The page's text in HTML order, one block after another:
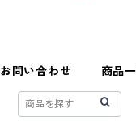
お問い合わせ 商品